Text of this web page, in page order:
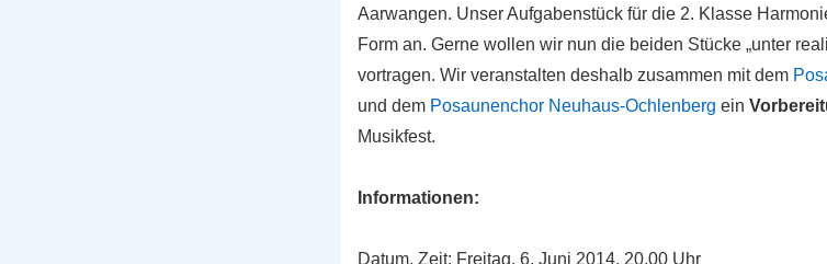
Aarwangen. Unser Aufgabenstück für die 2. Klasse
Form an. Gerne wollen wir nun die beiden Stücke „unter
vortragen. Wir veranstalten deshalb zusammen mit dem
und dem Posaunenchor Neuhaus-Ochlenberg ein
Musikfest.
Informationen:
Datum, Zeit: Freitag, 6. Juni 2014, 20.00 Uhr